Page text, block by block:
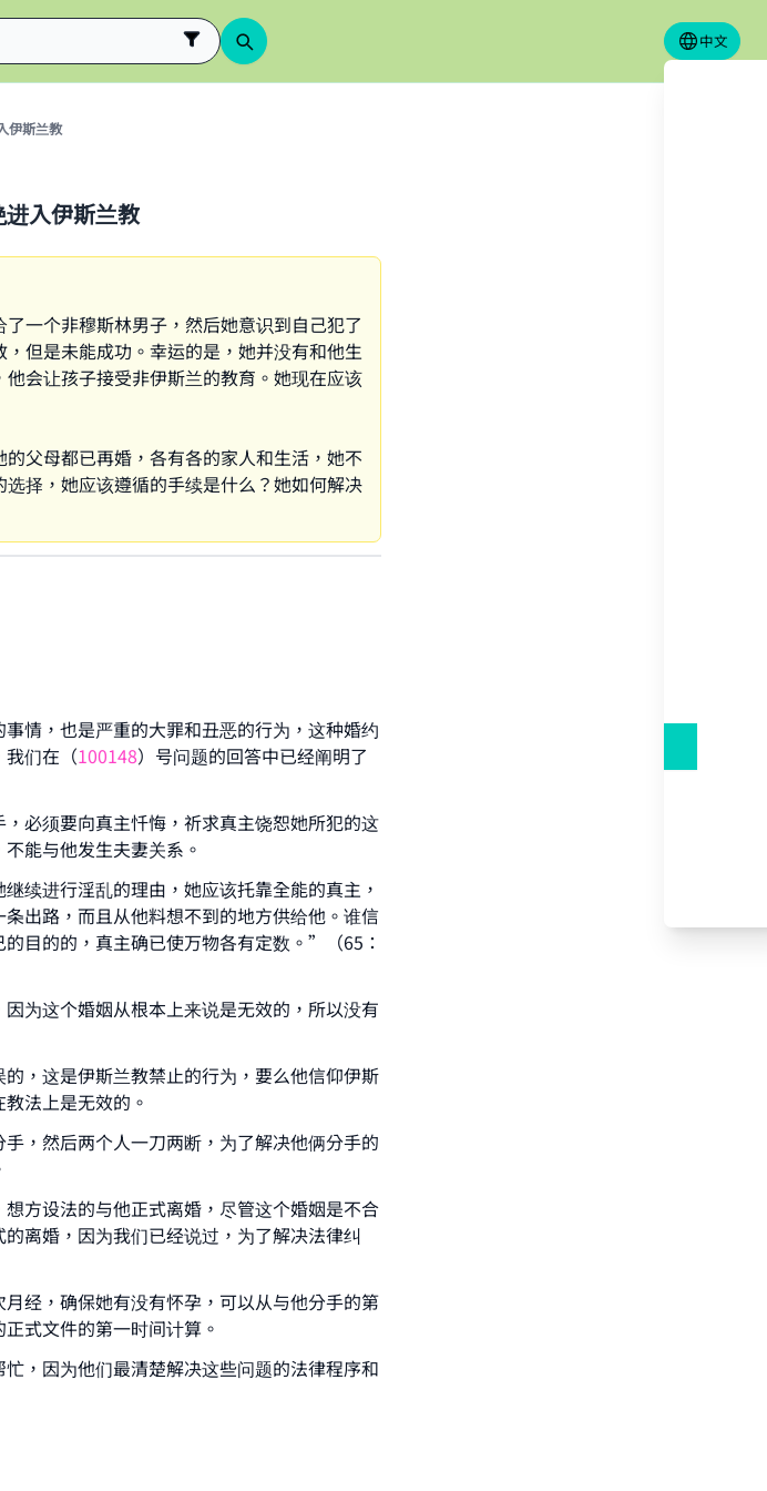
中文
伊斯兰教
入伊斯兰教
一个非穆斯林男子，然后她意识到自己犯了
但是未能成功。幸运的是，她并没有和他生
他会让孩子接受非伊斯兰的教育。她现在应该
的父母都已再婚，各有各的家人和生活，她不
选择，她应该遵循的手续是什么？她如何解决
情，也是严重的大罪和丑恶的行为，这种婚约
们在（100148）号问题的回答中已经阐明了
必须要向真主忏悔，祈求真主饶恕她所犯的这
能与他发生夫妻关系。
续进行淫乱的理由，她应该托靠全能的真主，
出路，而且从他料想不到的地方供给他。谁信
目的的，真主确已使万物各有定数。”（65：
为这个婚姻从根本上来说是无效的，所以没有
，这是伊斯兰教禁止的行为，要么他信仰伊斯
法上是无效的。
，然后两个人一刀两断，为了解决他俩分手的
方设法的与他正式离婚，尽管这个婚姻是不合
离婚，因为我们已经说过，为了解决法律纠
经，确保她有没有怀孕，可以从与他分手的第
式文件的第一时间计算。
，因为他们最清楚解决这些问题的法律程序和
of lives with your
today
for our mission.
those who do it."
IslamQA